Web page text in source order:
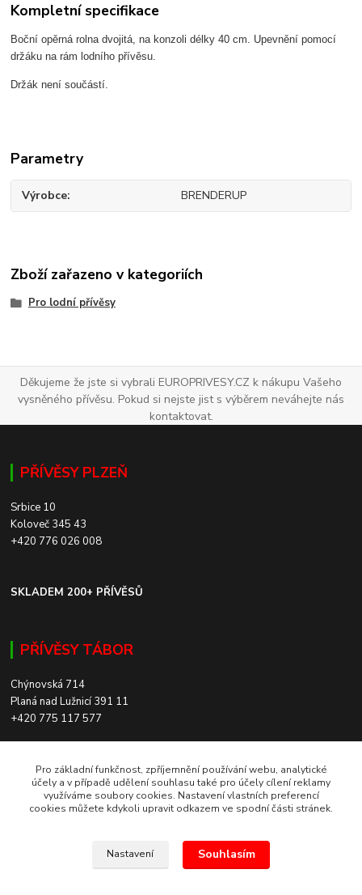
Kompletní specifikace
Boční opěrná rolna dvojitá, na konzoli délky 40 cm. Upevnění pomocí
držáku na rám lodního přívěsu.
Držák není součástí.
Parametry
Výrobce BRENDERUP
Zboží zařazeno v kategoriích
Pro lodní přívěsy
Děkujeme že jste si vybrali EUROPRIVESY.CZ k nákupu Vašeho
vysněného přívěsu. Pokud si nejste jist s výběrem neváhejte nás
kontaktovat.
PŘÍVĚSY PLZEŇ
Srbice 10
Koloveč 345 43
+420 776 026 008
SKLADEM 200+ PŘÍVĚSŮ
PŘÍVĚSY TÁBOR
Chýnovská 714
Planá nad Lužnicí 391 11
+420 775 117 577
ROZVOZ PO CELÉ ČR
Pro základní funkčnost, zpříjemnění používání webu, analytické
účely a v případě udělení souhlasu také pro účely cílení reklamy
využíváme soubory cookies. Nastavení vlastních preferencí
cookies můžete kdykoli upravit odkazem ve spodní části stránek.
Nastavení Souhlasím